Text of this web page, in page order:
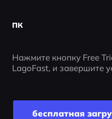
ПК
Нажмите кнопку Free
LagoFast, и завершите
бесплатная